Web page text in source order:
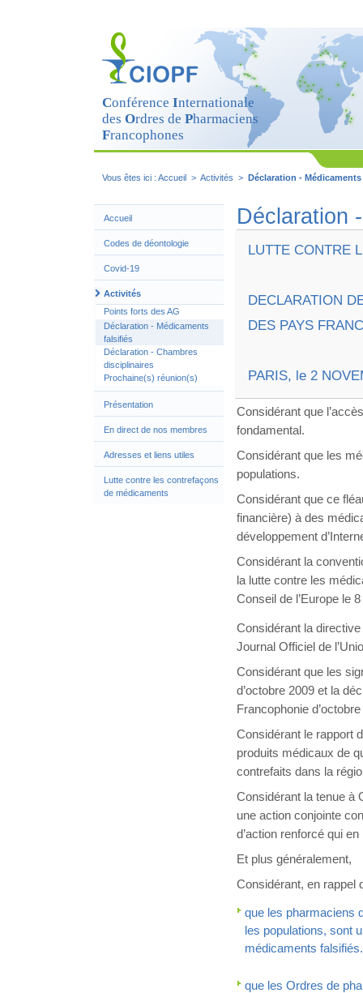
Conférence Internationale
des Ordres de Pharmaciens
Francophones
Vous êtes ici : Accueil > Activités > Déclaration -
Accueil
Codes de déontologie
Covid-19
Activités
Points forts des AG
Déclaration - Médicaments
falsifiés
Déclaration - Chambres
disciplinaires
Prochaine(s) réunion(s)
Présentation
En direct de nos membres
Adresses et liens utiles
Lutte contre les contrefaçons
de médicaments
Déclaration
LUTTE CONTRE
DECLARATION
DES PAYS
PARIS, le 2
Considérant que
fondamental.
Considérant que les
populations.
Considérant que ce
financière) à des
développement
Considérant la
la lutte contre les
Conseil de l’Europe le
Considérant la
Journal Officiel de
Considérant que les
d’octobre 2009 et la
Francophonie
Considérant le rapport
produits médicaux de
contrefaits dans la
Considérant la tenue à
une action conjointe
d’action renforcé qui
Et plus généralement,
Considérant, en rappel
que les pharmaciens
les populations, sont
médicaments falsifiés.
que les Ordres de